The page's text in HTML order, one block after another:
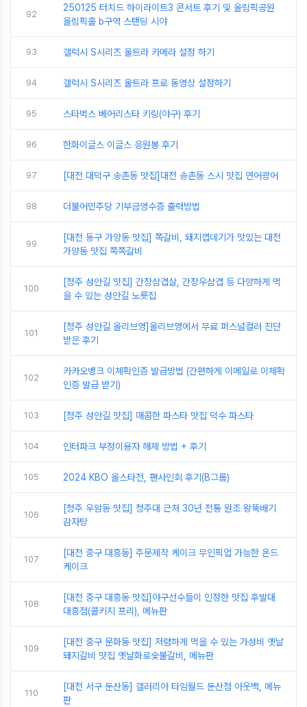
92
250125 터치드 하이라이트3 콘서트 후기 및 올림픽공원
올림픽홀 b구역 스탠딩 시야
93 갤럭시 S시리즈 울트라 카메라 설정 하기
94 갤럭시 S시리즈 울트라 프로 동영상 설정하기
95 스타벅스 베어리스타 키링(야구) 후기
96 한화이글스 이글스 응원봉 후기
97 [대전 대덕구 송촌동 맛집]대전 송촌동 스시 맛집 연어광어
98 더불어민주당 기부금영수증 출력방법
99
[대전 동구 가양동 맛집] 쪽갈비, 돼지껍데기가 맛있는 대전
가양동 맛집 쪽쪽갈비
100
[청주 성안길 맛집] 간장삼겹살, 간장우삼겹 등 다양하게 먹
을 수 있는 성안길 노릇집
101
[청주 성안길 올리브영]올리브영에서 무료 퍼스널컬러 진단
받은 후기
102
카카오뱅크 이체확인증 발급방법 (간편하게 이메일로 이체확
인증 발급 받기)
103 [청주 성안길 맛집] 매콤한 파스타 맛집 덕수 파스타
104 인터파크 부정이용자 해제 방법 + 후기
105 2024 KBO 올스타전, 팬사인회 후기(B그룹)
106
[청주 우암동 맛집] 청주대 근처 30년 전통 원조 왕뚝배기
감자탕
107
[대전 중구 대흥동] 주문제작 케이크 무인픽업 가능한 온드
케이크
108
[대전 중구 대흥동 맛집]야구선수들이 인정한 맛집 후발대
대흥점(콜키지 프리), 메뉴판
109
[대전 중구 문화동 맛집] 저렴하게 먹을 수 있는 가성비 옛날
돼지갈비 맛집 옛날화로숯불갈비, 메뉴판
110
[대전 서구 둔산동] 갤러리아 타임월드 둔산점 아웃백, 메뉴
판